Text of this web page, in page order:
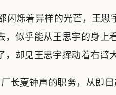
烁着异样的光芒，王思
似乎能从王思宇的身上
却见王思宇挥动着右臂
长夏钟声的职务，从即